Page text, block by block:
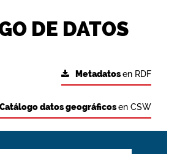
DE DATOS
Metadatosen RDF
Catálogo datos geográficosen CSW